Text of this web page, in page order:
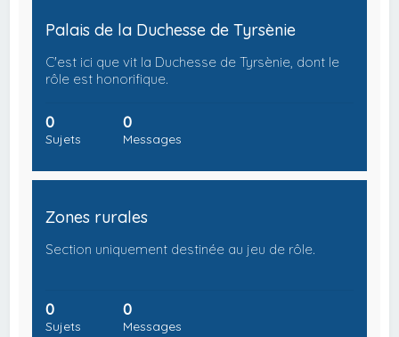
Palais de la Duchesse de Tyrsènie
C'est ici que vit la Duchesse de Tyrsènie, dont le
rôle est honorifique.
0
Sujets
0
Messages
Zones rurales
Section uniquement destinée au jeu de rôle.
0
Sujets
0
Messages